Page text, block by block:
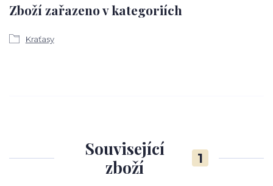
Zboží zařazeno v kategoriích
Kraťasy
Související
zboží
1